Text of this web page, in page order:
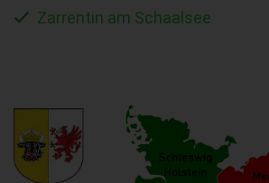
Zarrentin am Schaalsee